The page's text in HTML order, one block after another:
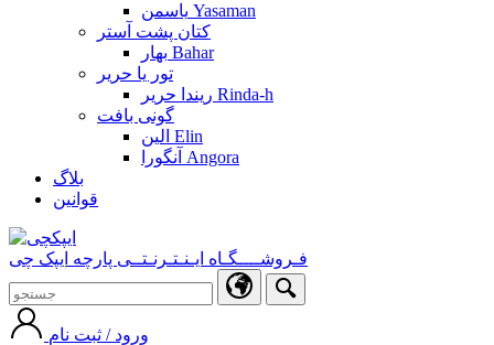
یاسمن Yasaman
کتان پشت آستر
بهار Bahar
تور یا حریر
ریندا حریر Rinda-h
گونی بافت
الین Elin
آنگورا Angora
بلاگ
قوانین
فـروشــــگـاه ایـنـتـرنـتــی پارچه ایپک چی
ورود / ثبت نام